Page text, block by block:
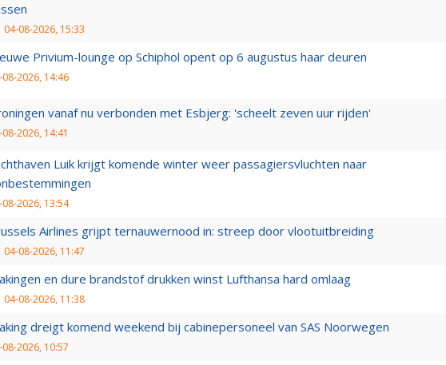
04-08-2026, 15:33
Privium-lounge op Schiphol opent op 6 augustus haar deuren
08-2026, 14:46
vanaf nu verbonden met Esbjerg: 'scheelt zeven uur rijden'
08-2026, 14:41
Luik krijgt komende winter weer passagiersvluchten naar
08-2026, 13:54
Airlines grijpt ternauwernood in: streep door vlootuitbreiding
04-08-2026, 11:47
en dure brandstof drukken winst Lufthansa hard omlaag
04-08-2026, 11:38
dreigt komend weekend bij cabinepersoneel van SAS Noorwegen
08-2026, 10:57